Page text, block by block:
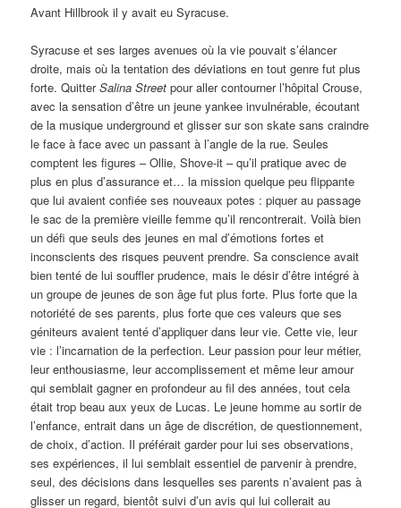
Avant Hillbrook il y avait eu Syracuse.
Syracuse et ses larges avenues où la vie pouvait s’élancer
droite, mais où la tentation des déviations en tout genre fut plus
forte. QuitterSalina Street pour aller contourner l’hôpital Crouse,
avec la sensation d’être un jeune yankee invulnérable, écoutant
de la musique underground et glisser sur son skate sans craindre
le face à face avec un passant à l’angle de la rue. Seules
comptent les figures – Ollie, Shove-it – qu’il pratique avec de
plus en plus d’assurance et… la mission quelque peu flippante
que lui avaient confiée ses nouveaux potes : piquer au passage
le sac de la première vieille femme qu’il rencontrerait. Voilà bien
un défi que seuls des jeunes en mal d’émotions fortes et
inconscients des risques peuvent prendre. Sa conscience avait
bien tenté de lui souffler prudence, mais le désir d’être intégré à
un groupe de jeunes de son âge fut plus forte. Plus forte que la
notoriété de ses parents, plus forte que ces valeurs que ses
géniteurs avaient tenté d’appliquer dans leur vie. Cette vie, leur
vie : l’incarnation de la perfection. Leur passion pour leur métier,
leur enthousiasme, leur accomplissement et même leur amour
qui semblait gagner en profondeur au fil des années, tout cela
était trop beau aux yeux de Lucas. Le jeune homme au sortir de
l’enfance, entrait dans un âge de discrétion, de questionnement,
de choix, d’action. Il préférait garder pour lui ses observations,
ses expériences, il lui semblait essentiel de parvenir à prendre,
seul, des décisions dans lesquelles ses parents n’avaient pas à
glisser un regard, bientôt suivi d’un avis qui lui collerait au